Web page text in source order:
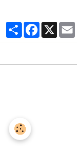
PartagerFacebook
X